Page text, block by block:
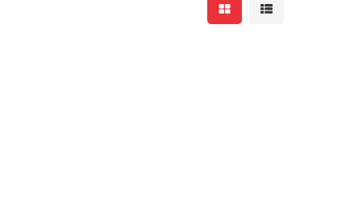
Mostrar resultados em
Mostrar